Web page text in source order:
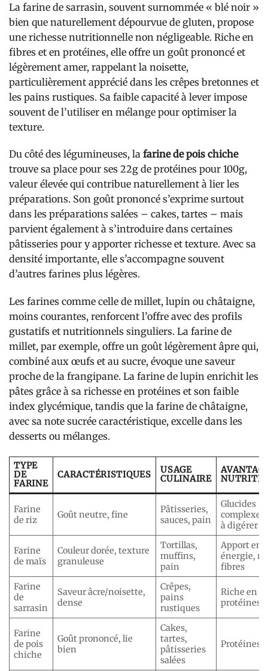
La farine de sarrasin, souvent surnommée « blé noir »
bien que naturellement dépourvue de gluten, propose
une richesse nutritionnelle non négligeable. Riche en
fibres et en protéines, elle offre un goût prononcé et
légèrement amer, rappelant la noisette,
particulièrement apprécié dans les crêpes bretonnes et
les pains rustiques. Sa faible capacité à lever impose
souvent de l’utiliser en mélange pour optimiser la
texture.
Du côté des légumineuses, la farine de pois chiche
trouve sa place pour ses 22g de protéines pour 100g,
valeur élevée qui contribue naturellement à lier les
préparations. Son goût prononcé s’exprime surtout
dans les préparations salées – cakes, tartes – mais
parvient également à s’introduire dans certaines
pâtisseries pour y apporter richesse et texture. Avec sa
densité importante, elle s’accompagne souvent
d’autres farines plus légères.
Les farines comme celle de millet, lupin ou châtaigne,
moins courantes, renforcent l’offre avec des profils
gustatifs et nutritionnels singuliers. La farine de
millet, par exemple, offre un goût légèrement âpre qui,
combiné aux œufs et au sucre, évoque une saveur
proche de la frangipane. La farine de lupin enrichit les
pâtes grâce à sa richesse en protéines et son faible
index glycémique, tandis que la farine de châtaigne,
avec sa note sucrée caractéristique, excelle dans les
desserts ou mélanges.
TYPE
DE
FARINE
CARACTÉRISTIQUES
USAGE
CULINAIRE
Farine
de riz
Goût neutre, fine
Pâtisseries,
sauces, pain
Glucides
à digérer
Farine
de maïs
Couleur dorée, texture
granuleuse
Tortillas,
muffins,
pain
Apport en
énergie,
fibres
Farine
de
sarrasin
Saveur âcre/noisette,
dense
Crêpes,
pains
rustiques
Riche en
protéines
Farine
de pois
chiche
Goût prononcé, lie
bien
Cakes,
tartes,
pâtisseries
salées
Protéines